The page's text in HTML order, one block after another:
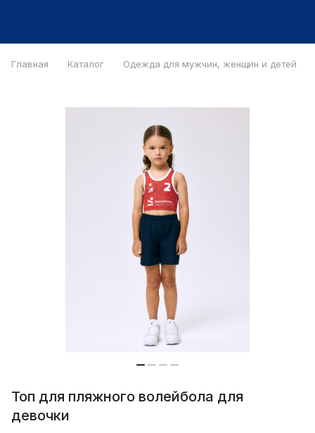
Главная Каталог Одежда для мужчин, женщин и детей
Топ для пляжного волейбола для
девочки